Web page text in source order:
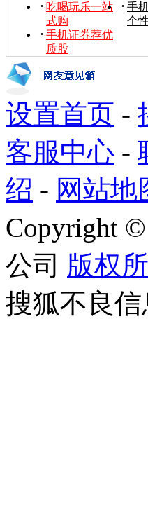
吃喝玩乐一站
式购
手
个性
手机证券荐优
质股
设置首页 -
客服中心 -
绍 - 网站地
Copyright ©
公司 版权
搜狐不良信